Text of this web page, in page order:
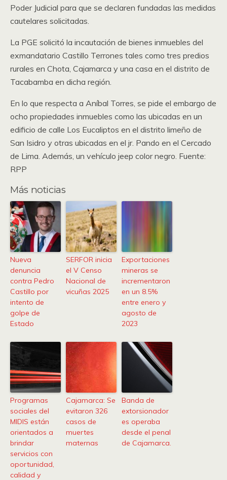
Poder Judicial para que se declaren fundadas las medidas
cautelares solicitadas.
La PGE solicitó la incautación de bienes inmuebles del
exmandatario Castillo Terrones tales como tres predios
rurales en Chota, Cajamarca y una casa en el distrito de
Tacabamba en dicha región.
En lo que respecta a Aníbal Torres, se pide el embargo de
ocho propiedades inmuebles como las ubicadas en un
edificio de calle Los Eucaliptos en el distrito limeño de
San Isidro y otras ubicadas en el jr. Pando en el Cercado
de Lima. Además, un vehículo jeep color negro. Fuente:
RPP
Más noticias
Nueva
denuncia
contra Pedro
Castillo por
intento de
golpe de
Estado
SERFOR inicia
el V Censo
Nacional de
vicuñas 2025
Exportaciones
mineras se
incrementaron
en un 8.5%
entre enero y
agosto de
2023
Programas
sociales del
MIDIS están
orientados a
brindar
servicios con
oportunidad,
calidad y
Cajamarca: Se
evitaron 326
casos de
muertes
maternas
Banda de
extorsionador
es operaba
desde el penal
de Cajamarca.